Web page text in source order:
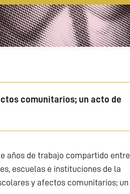
comunitarios; un acto de
años de trabajo compartido entre
escuelas e instituciones de la
y afectos comunitarios; un